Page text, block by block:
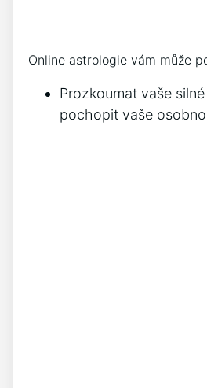
Online astrologie vám může
Prozkoumat vaše
pochopit vaše